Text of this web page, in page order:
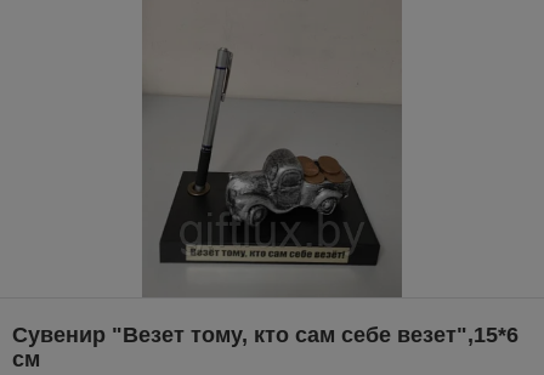
Сувенир "Везет тому, кто сам себе везет",15*6
см